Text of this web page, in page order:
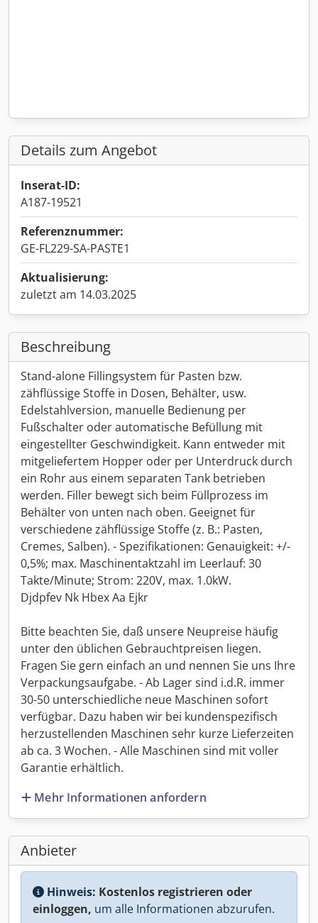
Details zum Angebot
Inserat-ID:
A187-19521
Referenznummer:
GE-FL229-SA-PASTE1
Aktualisierung:
zuletzt am 14.03.2025
Beschreibung
Stand-alone Fillingsystem für Pasten bzw.
zähflüssige Stoffe in Dosen, Behälter, usw.
Edelstahlversion, manuelle Bedienung per
Fußschalter oder automatische Befüllung mit
eingestellter Geschwindigkeit. Kann entweder mit
mitgeliefertem Hopper oder per Unterdruck durch
ein Rohr aus einem separaten Tank betrieben
werden. Filler bewegt sich beim Füllprozess im
Behälter von unten nach oben. Geeignet für
verschiedene zähflüssige Stoffe (z. B.: Pasten,
Cremes, Salben). - Spezifikationen: Genauigkeit: +/-
0,5%; max. Maschinentaktzahl im Leerlauf: 30
Takte/Minute; Strom: 220V, max. 1.0kW.
Djdpfev Nk Hbex Aa Ejkr
Bitte beachten Sie, daß unsere Neupreise häufig
unter den üblichen Gebrauchtpreisen liegen.
Fragen Sie gern einfach an und nennen Sie uns Ihre
Verpackungsaufgabe. - Ab Lager sind i.d.R. immer
30-50 unterschiedliche neue Maschinen sofort
verfügbar. Dazu haben wir bei kundenspezifisch
herzustellenden Maschinen sehr kurze Lieferzeiten
ab ca. 3 Wochen. - Alle Maschinen sind mit voller
Garantie erhältlich.
Mehr Informationen anfordern
Anbieter
Hinweis: Kostenlos registrieren oder
einloggen, um alle Informationen abzurufen.